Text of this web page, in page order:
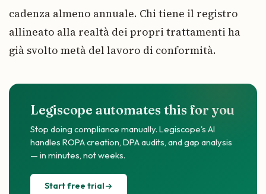
cadenza almeno annuale. Chi tiene il registro
allineato alla realtà dei propri trattamenti ha
già svolto metà del lavoro di conformità.
Legiscope automates this for you
Stop doing compliance manually. Legiscope's AI
handles ROPA creation, DPA audits, and gap analysis
— in minutes, not weeks.
Start free trial